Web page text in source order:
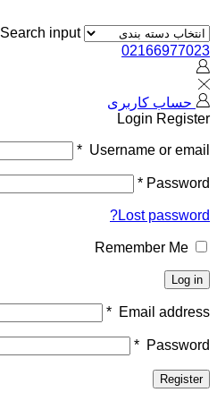
Search input
02166977023
حساب کاربری
Login Register
Username or email
*
Password
*
Lost password?
Remember Me
Log in
Email address
*
Password
*
Register